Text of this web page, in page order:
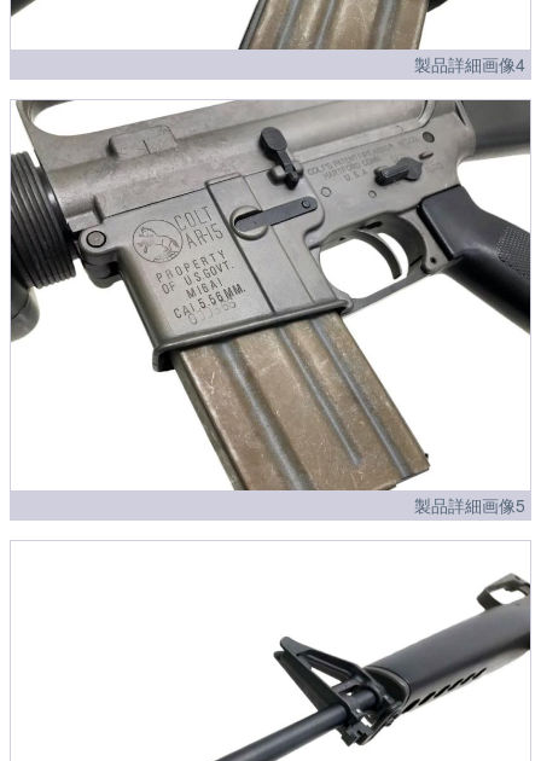
製品詳細画像4
製品詳細画像5